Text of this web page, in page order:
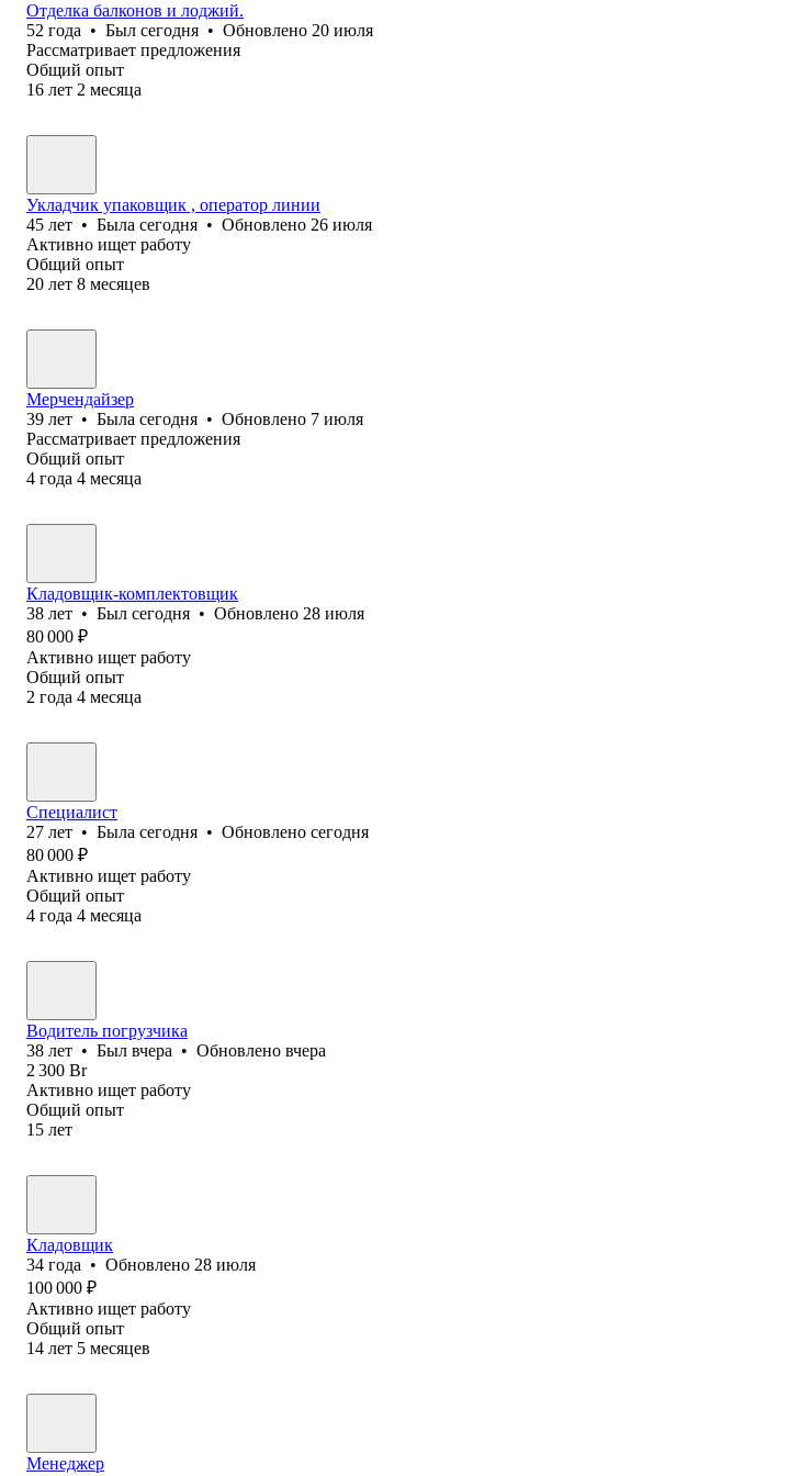
Отделка балконов и лоджий.
52 года • Был сегодня • Обновлено 20 июля
Рассматривает предложения
Общий опыт
16 лет 2 месяца
Укладчик упаковщик , оператор линии
45 лет • Была сегодня • Обновлено 26 июля
Активно ищет работу
Общий опыт
20 лет 8 месяцев
Мерчендайзер
39 лет • Была сегодня • Обновлено 7 июля
Рассматривает предложения
Общий опыт
4 года 4 месяца
Кладовщик-комплектовщик
38 лет • Был сегодня • Обновлено 28 июля
80 000 ₽
Активно ищет работу
Общий опыт
2 года 4 месяца
Специалист
27 лет • Была сегодня • Обновлено сегодня
80 000 ₽
Активно ищет работу
Общий опыт
4 года 4 месяца
Водитель погрузчика
38 лет • Был вчера • Обновлено вчера
2 300 Br
Активно ищет работу
Общий опыт
15 лет
Кладовщик
34 года • Обновлено 28 июля
100 000 ₽
Активно ищет работу
Общий опыт
14 лет 5 месяцев
Менеджер